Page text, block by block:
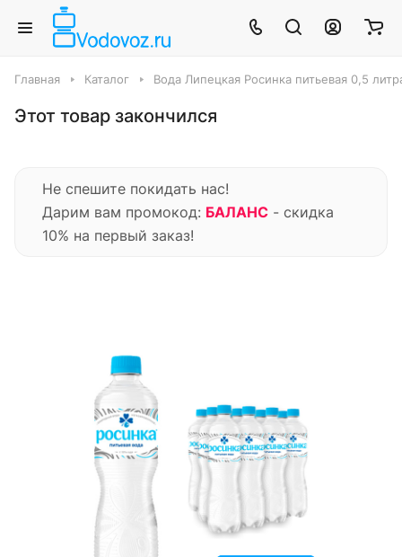
Главная Каталог Вода Липецкая Росинка питьевая 0,5
Этот товар закончился
Не спешите покидать нас!
Дарим вам промокод: БАЛАНС - скидка
10% на первый заказ!